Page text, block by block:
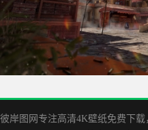
彼岸图网专注高清4K壁纸免费下